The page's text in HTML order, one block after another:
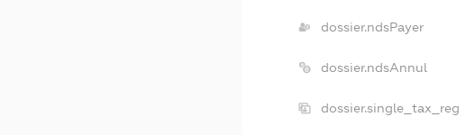
dossier.ndsPayer
dossier.ndsAnnul
dossier.single_tax_reg